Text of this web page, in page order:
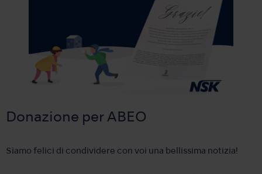
Donazione per ABEO
Siamo felici di condividere con voi una bellissima notizia!